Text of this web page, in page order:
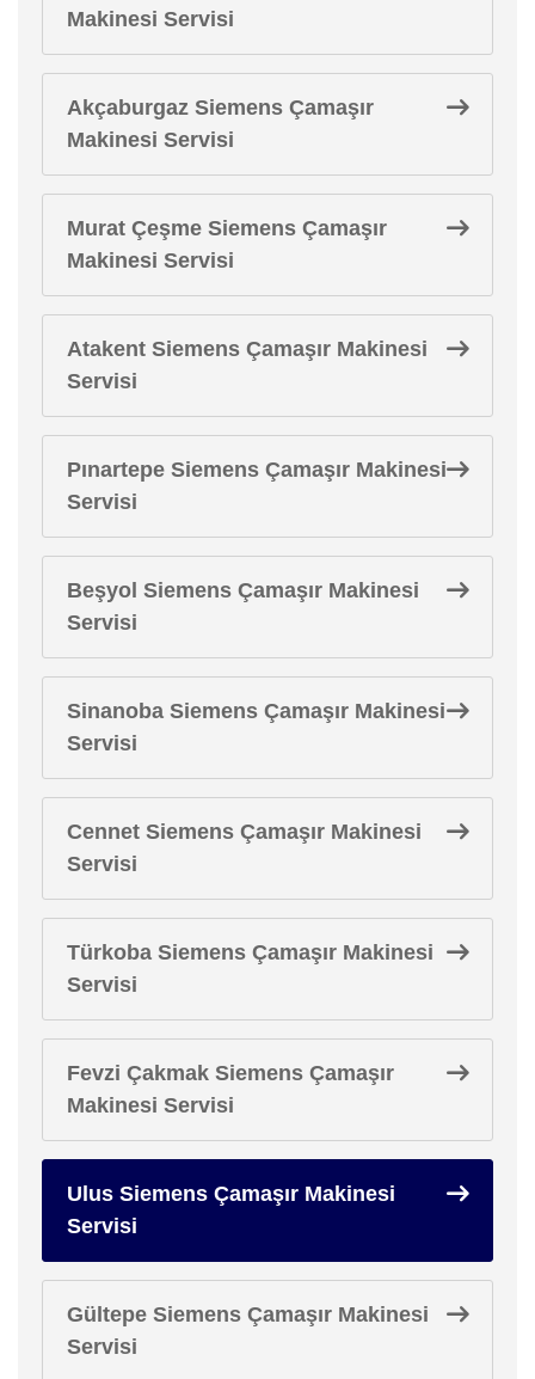
Makinesi Servisi
Akçaburgaz Siemens Çamaşır
Makinesi Servisi
Murat Çeşme Siemens Çamaşır
Makinesi Servisi
Atakent Siemens Çamaşır Makinesi
Servisi
Pınartepe Siemens Çamaşır Makinesi
Servisi
Beşyol Siemens Çamaşır Makinesi
Servisi
Sinanoba Siemens Çamaşır Makinesi
Servisi
Cennet Siemens Çamaşır Makinesi
Servisi
Türkoba Siemens Çamaşır Makinesi
Servisi
Fevzi Çakmak Siemens Çamaşır
Makinesi Servisi
Ulus Siemens Çamaşır Makinesi
Servisi
Gültepe Siemens Çamaşır Makinesi
Servisi